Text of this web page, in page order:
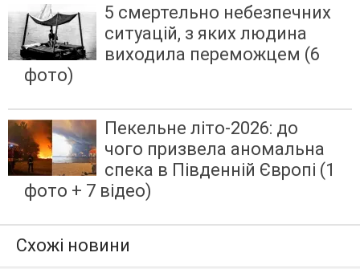
5 смертельно небезпечних
ситуацій, з яких людина
виходила переможцем (6
фото)
Пекельне літо-2026: до
чого призвела аномальна
спека в Південній Європі (1
фото + 7 відео)
Схожі новини